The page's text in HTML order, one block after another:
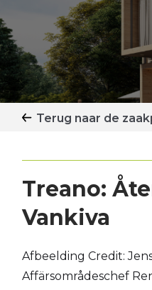
Terug naar de
Treano:
Vankiva
Afbeelding Credit:
Affärsområdeschef